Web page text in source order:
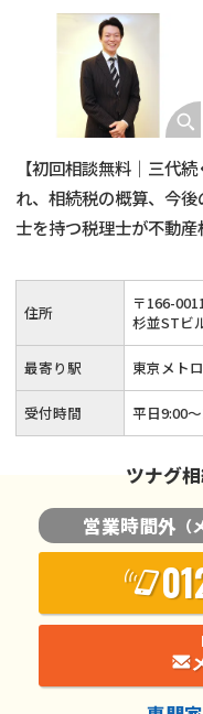
相続人調査
相続トラブル
【初回相談無料｜三代
れ、相続税の概算、今
士を持つ税理士が不動
用、遺言書作成といっ
約）とオンライン面談
い税理士事務所です。
住所 〒166-
杉並STビ
最寄り駅 東京メト
受付時間 平日9:00
ツナグ
営業時間外